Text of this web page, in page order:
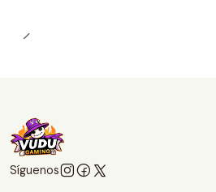
Síguenos